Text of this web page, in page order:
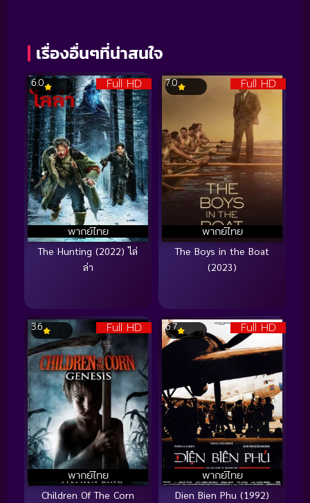
เรื่องอื่นๆที่น่าสนใจ
Full HD
พากย์ไทย
6.0
The Hunting (2022) ไล่
ล่า
Full HD
พากย์ไทย
7.0
The Boys in the Boat
(2023)
Full HD
พากย์ไทย
3.6
Children Of The Corn
Full HD
พากย์ไทย
6.7
Dien Bien Phu (1992)